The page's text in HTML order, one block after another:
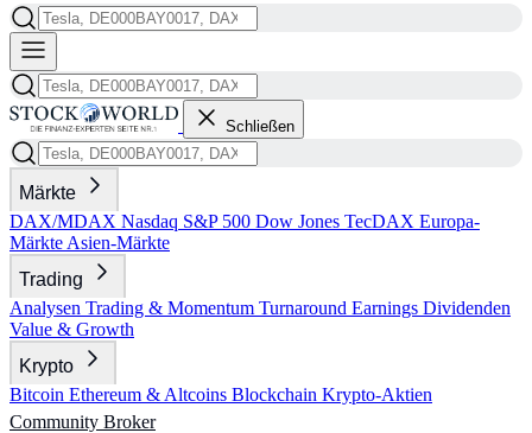
Schließen
Märkte
DAX/MDAX Nasdaq S&P 500 Dow Jones TecDAX Europa-
Märkte Asien-Märkte
Trading
Analysen Trading & Momentum Turnaround Earnings Dividenden
Value & Growth
Krypto
Bitcoin Ethereum & Altcoins Blockchain Krypto-Aktien
Community Broker